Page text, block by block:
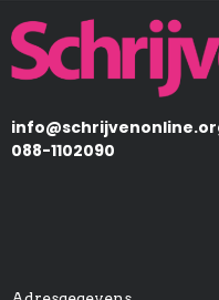
Afbeelding
088-1102090